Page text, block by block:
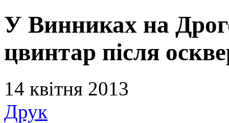
У Винниках на
цвинтар після
14 квітня 2013
Друк